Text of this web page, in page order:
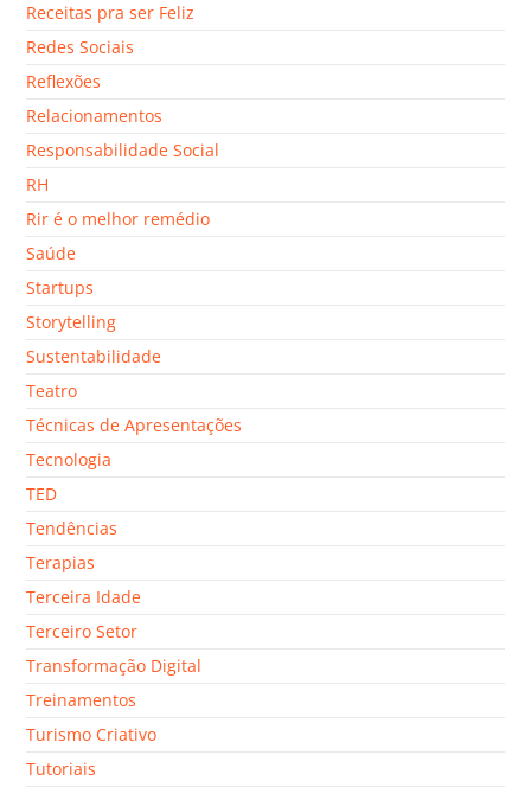
Receitas pra ser Feliz
Redes Sociais
Reflexões
Relacionamentos
Responsabilidade Social
RH
Rir é o melhor remédio
Saúde
Startups
Storytelling
Sustentabilidade
Teatro
Técnicas de Apresentações
Tecnologia
TED
Tendências
Terapias
Terceira Idade
Terceiro Setor
Transformação Digital
Treinamentos
Turismo Criativo
Tutoriais